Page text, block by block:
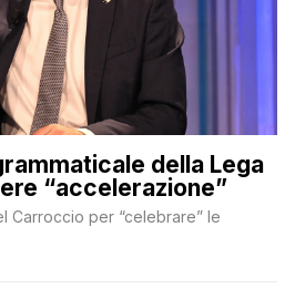
della Lega
“accelerazione”
Carroccio per “celebrare” le